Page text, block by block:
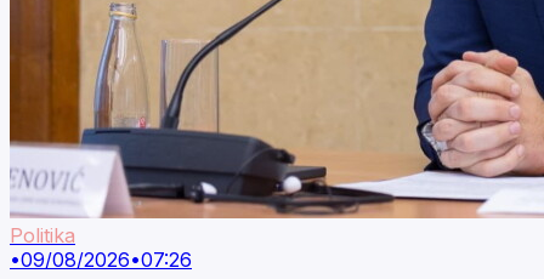
Politika
•09/08/2026•07:26